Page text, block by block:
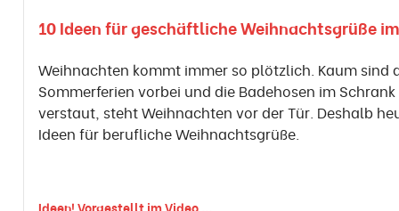
10 Ideen für geschäftliche Weihnachtsgrüße
Weihnachten kommt immer so plötzlich. Kaum sind
Sommerferien vorbei und die Badehosen im Schrank
verstaut, steht Weihnachten vor der Tür. Deshalb
Ideen für berufliche Weihnachtsgrüße.
Ideen! Vorgestellt im Video ...